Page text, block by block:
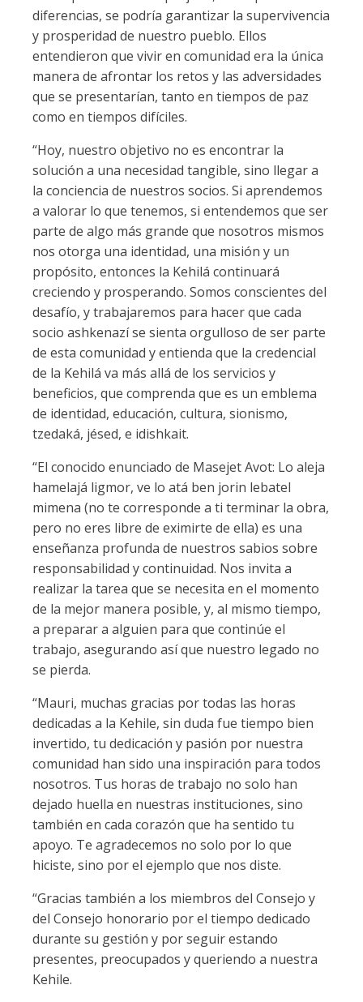
diferencias, se podría garantizar la supervivencia
y prosperidad de nuestro pueblo. Ellos
entendieron que vivir en comunidad era la única
manera de afrontar los retos y las adversidades
que se presentarían, tanto en tiempos de paz
como en tiempos difíciles.
“Hoy, nuestro objetivo no es encontrar la
solución a una necesidad tangible, sino llegar a
la conciencia de nuestros socios. Si aprendemos
a valorar lo que tenemos, si entendemos que ser
parte de algo más grande que nosotros mismos
nos otorga una identidad, una misión y un
propósito, entonces la Kehilá continuará
creciendo y prosperando. Somos conscientes del
desafío, y trabajaremos para hacer que cada
socio ashkenazí se sienta orgulloso de ser parte
de esta comunidad y entienda que la credencial
de la Kehilá va más allá de los servicios y
beneficios, que comprenda que es un emblema
de identidad, educación, cultura, sionismo,
tzedaká, jésed, e idishkait.
“El conocido enunciado de Masejet Avot: Lo aleja
hamelajá ligmor, ve lo atá ben jorin lebatel
mimena (no te corresponde a ti terminar la obra,
pero no eres libre de eximirte de ella) es una
enseñanza profunda de nuestros sabios sobre
responsabilidad y continuidad. Nos invita a
realizar la tarea que se necesita en el momento
de la mejor manera posible, y, al mismo tiempo,
a preparar a alguien para que continúe el
trabajo, asegurando así que nuestro legado no
se pierda.
“Mauri, muchas gracias por todas las horas
dedicadas a la Kehile, sin duda fue tiempo bien
invertido, tu dedicación y pasión por nuestra
comunidad han sido una inspiración para todos
nosotros. Tus horas de trabajo no solo han
dejado huella en nuestras instituciones, sino
también en cada corazón que ha sentido tu
apoyo. Te agradecemos no solo por lo que
hiciste, sino por el ejemplo que nos diste.
“Gracias también a los miembros del Consejo y
del Consejo honorario por el tiempo dedicado
durante su gestión y por seguir estando
presentes, preocupados y queriendo a nuestra
Kehile.